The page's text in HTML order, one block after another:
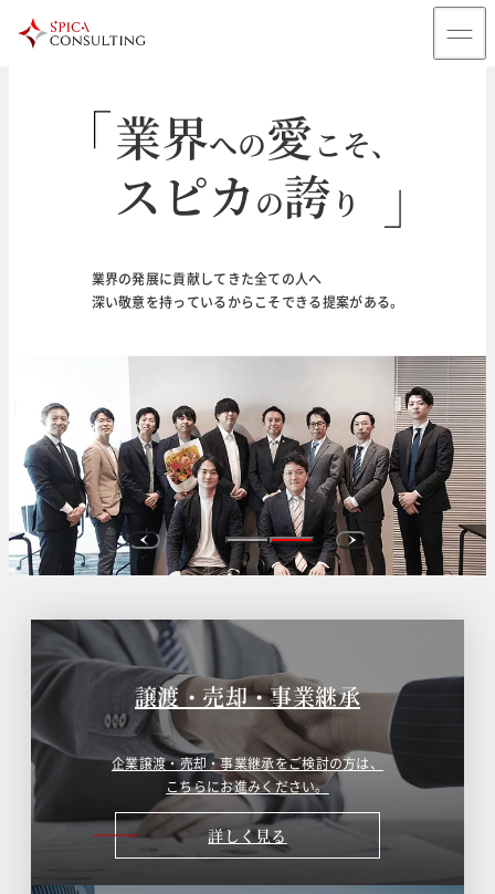
輝く未来のために
業界への愛こそ、
スピカ の誇 り
業界の発展に貢献してきた全ての人へ
深い敬意を持っているからこそできる提案がある。
譲渡・売却・事業継承
企業譲渡・売却・事業継承をご検討の方は、
こちらにお進みください。
詳しく見る